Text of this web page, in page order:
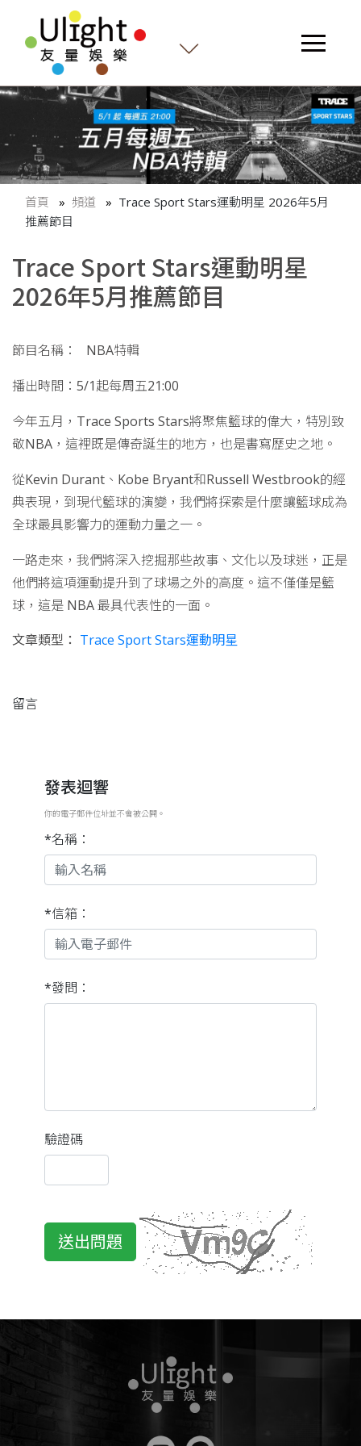
首頁 頻道
Trace Sport Stars運動明星 2026年5月
推薦節目
Trace Sport Stars運動明星
2026年5月推薦節目
節目名稱： NBA特輯
播出時間：5/1起每周五21:00
今年五月，Trace Sports Stars將聚焦籃球的偉大，特別致
敬NBA，這裡既是傳奇誕生的地方，也是書寫歷史之地。
從Kevin Durant、Kobe Bryant和Russell Westbrook的經
典表現，到現代籃球的演變，我們將探索是什麼讓籃球成為
全球最具影響力的運動力量之一。
一路走來，我們將深入挖掘那些故事、文化以及球迷，正是
他們將這項運動提升到了球場之外的高度。這不僅僅是籃
球，這是 NBA 最具代表性的一面。
文章類型： Trace Sport Stars運動明星
留言
發表迴響
你的電子郵件位址並不會被公開。
*名稱：
*信箱：
*發問：
驗證碼
送出問題